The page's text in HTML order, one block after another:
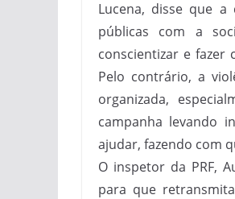
Lucena, disse que
públicas com a
conscientizar e fazer
Pelo contrário, a
organizada,
campanha levando
ajudar, fazendo com
O inspetor da PRF,
para que